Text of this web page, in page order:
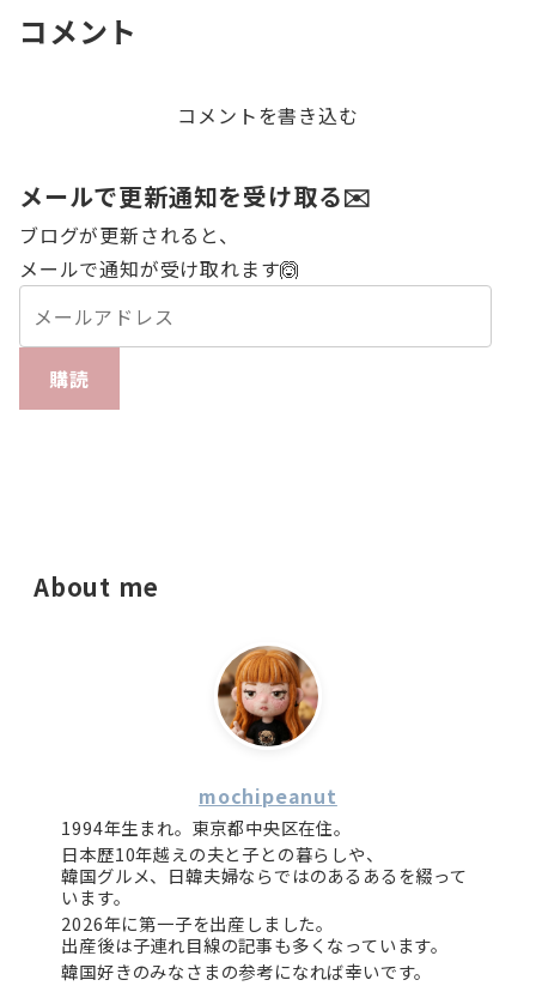
te
コメント
コメントを書き込む
メールで更新通知を受け取る✉️
ブログが更新されると、
メールで通知が受け取れます🙆
購読
About me
mochipeanut
1994年生まれ。東京都中央区在住。
日本歴10年越えの夫と子との暮らしや、
韓国グルメ、日韓夫婦ならではのあるあるを綴って
います。
2026年に第一子を出産しました。
出産後は子連れ目線の記事も多くなっています。
韓国好きのみなさまの参考になれば幸いです。